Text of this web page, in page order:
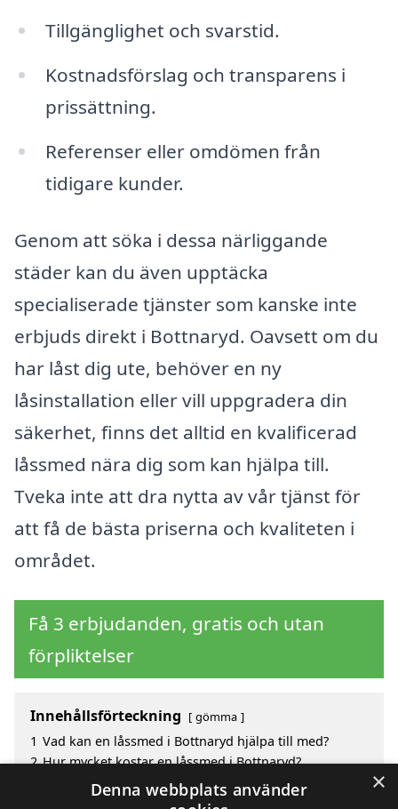
Tillgänglighet och svarstid.
Kostnadsförslag och transparens i
prissättning.
Referenser eller omdömen från
tidigare kunder.
Genom att söka i dessa närliggande
städer kan du även upptäcka
specialiserade tjänster som kanske inte
erbjuds direkt i Bottnaryd. Oavsett om du
har låst dig ute, behöver en ny
låsinstallation eller vill uppgradera din
säkerhet, finns det alltid en kvalificerad
låssmed nära dig som kan hjälpa till.
Tveka inte att dra nytta av vår tjänst för
att få de bästa priserna och kvaliteten i
området.
Få 3 erbjudanden, gratis och utan
förpliktelser
Innehållsförteckning gömma
1 Vad kan en låssmed i Bottnaryd hjälpa till med?
2 Hur mycket kostar en låssmed i Bottnaryd?
Fördelar med att välja låssmed i Bottnaryd
Sök efter en skicklig låssmed i de omgivande
×
Denna webbplats använder